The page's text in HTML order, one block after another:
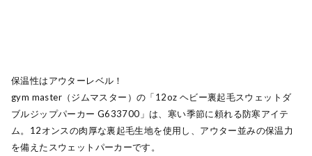
保温性はアウターレベル！
gym master（ジムマスター）の「12oz ヘビー裏起毛スウェットダ
ブルジップパーカー G633700」は、寒い季節に頼れる防寒アイテ
ム。12オンスの肉厚な裏起毛生地を使用し、アウター並みの保温力
を備えたスウェットパーカーです。